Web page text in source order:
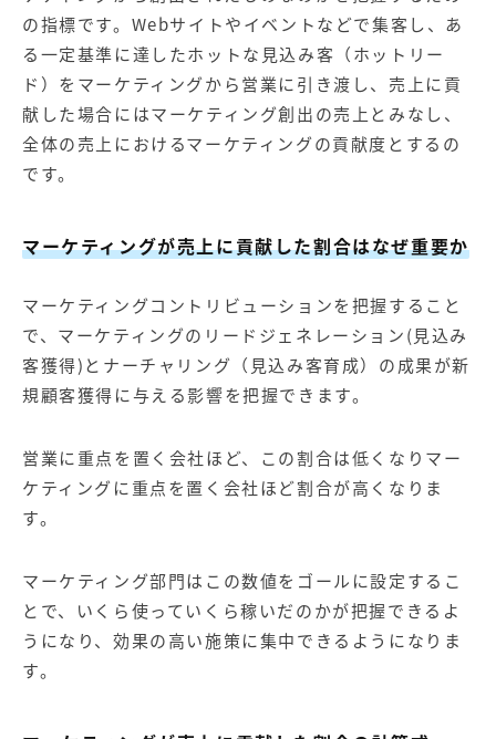
の指標です。Webサイトやイベントなどで集客し、あ
る一定基準に達したホットな見込み客（ホットリー
ド）をマーケティングから営業に引き渡し、売上に貢
献した場合にはマーケティング創出の売上とみなし、
全体の売上におけるマーケティングの貢献度とするの
です。
マーケティングが売上に貢献した割合はなぜ重要か
マーケティングコントリビューションを把握すること
で、マーケティングの リードジェネレーション(見込み
客獲得)とナーチャリング（見込み客育成）の成果が新
規顧客獲得に与える影響を把握できます。
営業に重点を置く会社ほど、この割合は低くなりマー
ケティングに重点を置く会社ほど割合が高くなりま
す。
マーケティング部門はこの数値をゴールに設定するこ
とで、いくら使っていくら稼いだのかが把握できるよ
うになり、効果の高い施策に集中できるようになりま
す。